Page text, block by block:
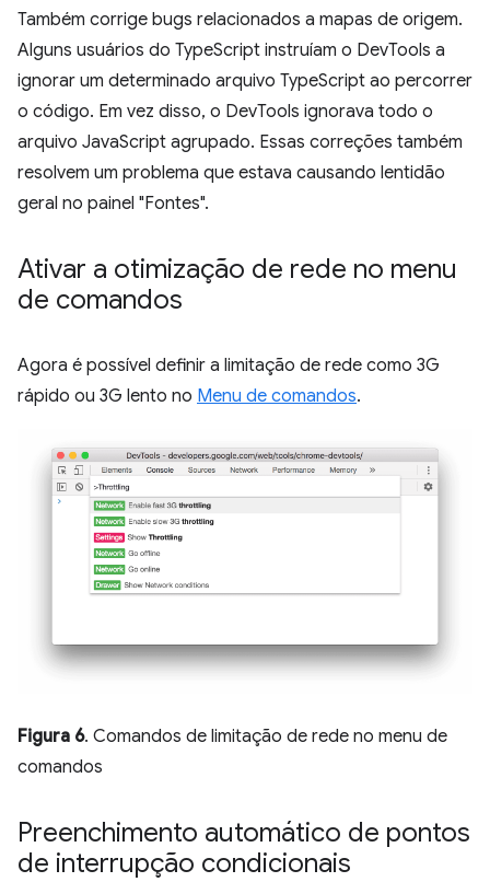
Também corrige bugs relacionados a mapas de origem.
Alguns usuários do TypeScript instruíam o DevTools a
ignorar um determinado arquivo TypeScript ao percorrer
o código. Em vez disso, o DevTools ignorava todo o
arquivo JavaScript agrupado. Essas correções também
resolvem um problema que estava causando lentidão
geral no painel "Fontes".
Ativar a otimização de rede no menu
de comandos
Agora é possível definir a limitação de rede como 3G
rápido ou 3G lento no Menu de comandos.
Figura 6. Comandos de limitação de rede no menu de
comandos
Preenchimento automático de pontos
de interrupção condicionais